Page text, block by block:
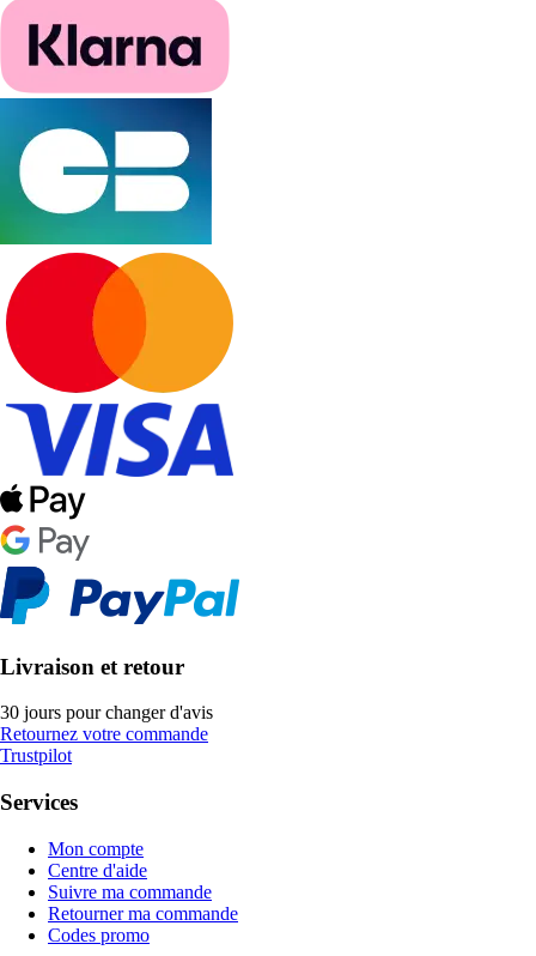
Livraison et retour
30 jours pour changer d'avis
Retournez votre commande
Trustpilot
Services
Mon compte
Centre d'aide
Suivre ma commande
Retourner ma commande
Codes promo